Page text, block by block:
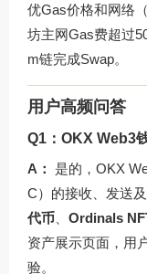
优Gas价格和网络
坊主网Gas费超过
m链完成Swap。
用户高频问答
Q1：OKX Web3
A：
是的，OKX
C）的接收、发送
代币
Ordinals
资产展示页面，用
验。